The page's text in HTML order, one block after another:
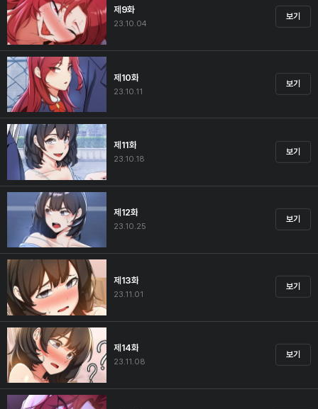
제9화
23.10.04
보기
제10화
23.10.11
보기
제11화
23.10.18
보기
제12화
23.10.25
보기
제13화
23.11.01
보기
제14화
23.11.08
보기